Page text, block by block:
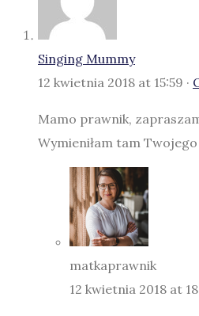
Singing Mummy
12 kwietnia 2018 at 15:59 ·
Mamo prawnik,
Wymieniłam tam
matkaprawnik
12 kwietnia 2018 at